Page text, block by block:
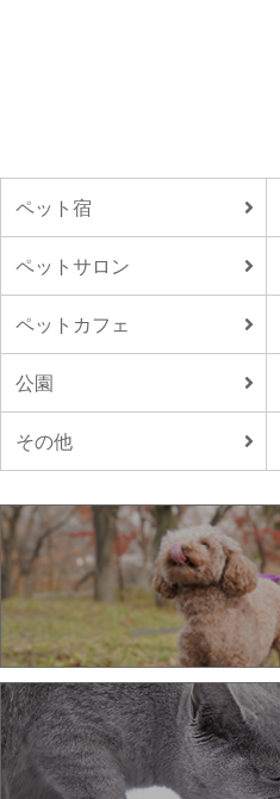
ペット宿
ペットサロン
ペットカフェ
公園
その他